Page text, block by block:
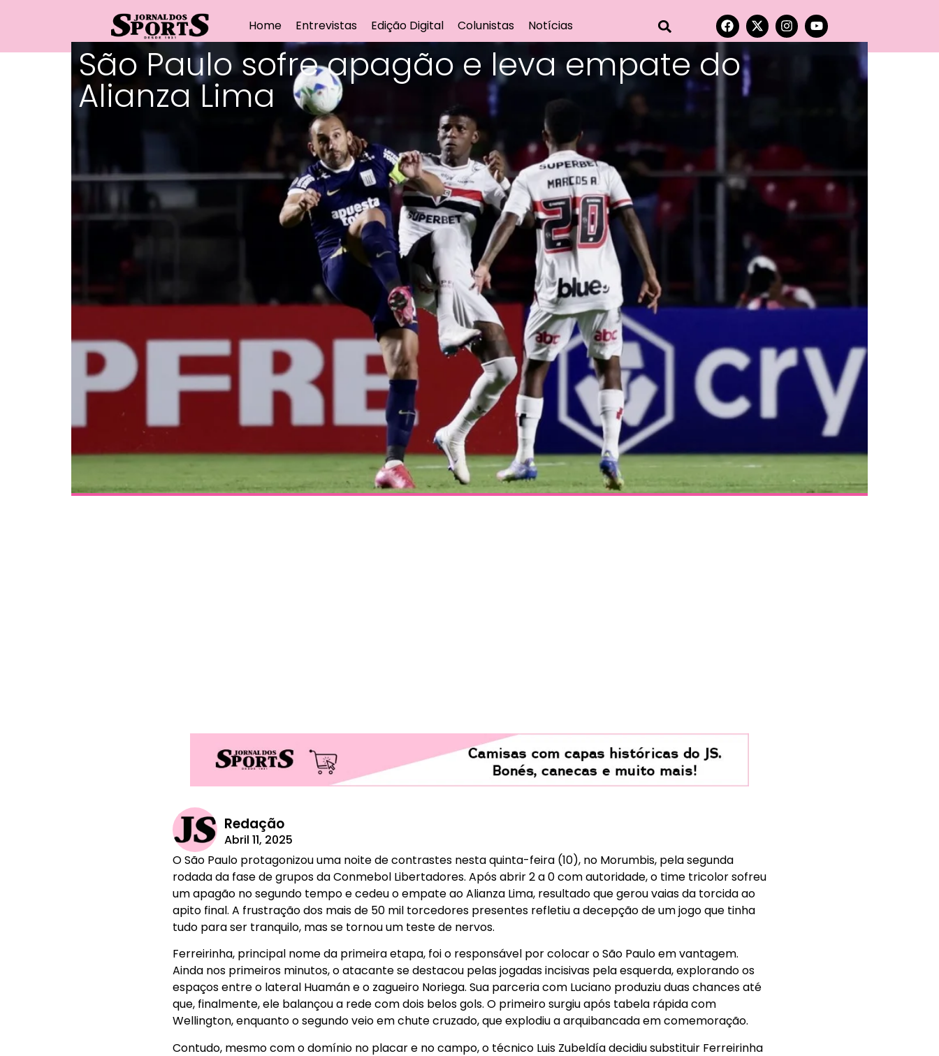
Home Entrevistas Edição Digital Colunistas Notícias
São Paulo sofre apagão e leva empate do
Alianza Lima
Redação
Abril 11, 2025
O São Paulo protagonizou uma noite de contrastes nesta quinta-feira (10), no Morumbis, pela segunda
rodada da fase de grupos da Conmebol Libertadores. Após abrir 2 a 0 com autoridade, o time tricolor sofreu
um apagão no segundo tempo e cedeu o empate ao Alianza Lima, resultado que gerou vaias da torcida ao
apito final. A frustração dos mais de 50 mil torcedores presentes refletiu a decepção de um jogo que tinha
tudo para ser tranquilo, mas se tornou um teste de nervos.
Ferreirinha, principal nome da primeira etapa, foi o responsável por colocar o São Paulo em vantagem.
Ainda nos primeiros minutos, o atacante se destacou pelas jogadas incisivas pela esquerda, explorando os
espaços entre o lateral Huamán e o zagueiro Noriega. Sua parceria com Luciano produziu duas chances até
que, finalmente, ele balançou a rede com dois belos gols. O primeiro surgiu após tabela rápida com
Wellington, enquanto o segundo veio em chute cruzado, que explodiu a arquibancada em comemoração.
Contudo, mesmo com o domínio no placar e no campo, o técnico Luis Zubeldía decidiu substituir Ferreirinha